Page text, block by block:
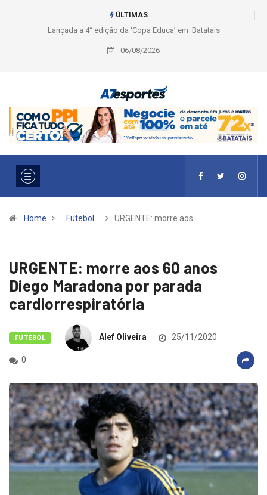
ÚLTIMAS
Liga 2026: Equipes rompem com a LABE na Série Ouro e entidade define
a 2° fase, times e formato
06/08/2026
Home Futebol URGENTE: morre aos…
URGENTE: morre aos 60 anos
Diego Maradona por parada
cardiorrespiratória
FUTEBOL Alef Oliveira 25/11/2020
0